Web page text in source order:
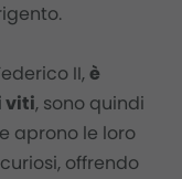
II,è
viti, sono quindi
aprono le loro
offrendo